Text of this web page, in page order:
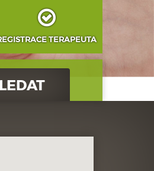
TERAPEUTA